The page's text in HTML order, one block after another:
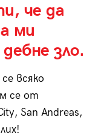
че да
ми
зло.
всяко
се от
San Andreas,